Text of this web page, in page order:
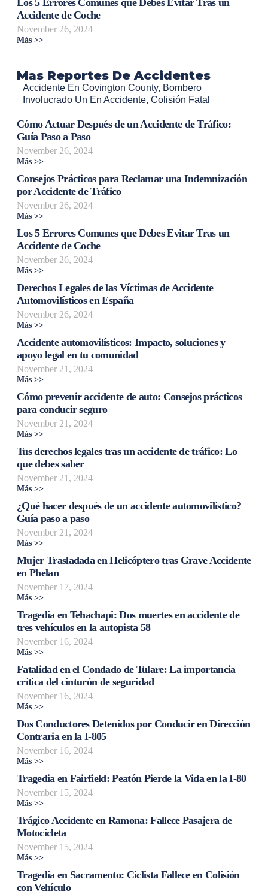
Los 5 Errores Comunes que Debes Evitar Tras un
Accidente de Coche
November 26, 2024
Más >>
Mas Reportes De Accidentes
Accidente En Covington County, Bombero
Involucrado Un En Accidente, Colisión Fatal
Cómo Actuar Después de un Accidente de Tráfico:
Guía Paso a Paso
November 26, 2024
Más >>
Consejos Prácticos para Reclamar una Indemnización
por Accidente de Tráfico
November 26, 2024
Más >>
Los 5 Errores Comunes que Debes Evitar Tras un
Accidente de Coche
November 26, 2024
Más >>
Derechos Legales de las Víctimas de Accidente
Automovilísticos en España
November 26, 2024
Más >>
Accidente automovilísticos: Impacto, soluciones y
apoyo legal en tu comunidad
November 21, 2024
Más >>
Cómo prevenir accidente de auto: Consejos prácticos
para conducir seguro
November 21, 2024
Más >>
Tus derechos legales tras un accidente de tráfico: Lo
que debes saber
November 21, 2024
Más >>
¿Qué hacer después de un accidente automovilístico?
Guía paso a paso
November 21, 2024
Más >>
Mujer Trasladada en Helicóptero tras Grave Accidente
en Phelan
November 17, 2024
Más >>
Tragedia en Tehachapi: Dos muertes en accidente de
tres vehículos en la autopista 58
November 16, 2024
Más >>
Fatalidad en el Condado de Tulare: La importancia
crítica del cinturón de seguridad
November 16, 2024
Más >>
Dos Conductores Detenidos por Conducir en Dirección
Contraria en la I-805
November 16, 2024
Más >>
Tragedia en Fairfield: Peatón Pierde la Vida en la I-80
November 15, 2024
Más >>
Trágico Accidente en Ramona: Fallece Pasajera de
Motocicleta
November 15, 2024
Más >>
Tragedia en Sacramento: Ciclista Fallece en Colisión
con Vehículo